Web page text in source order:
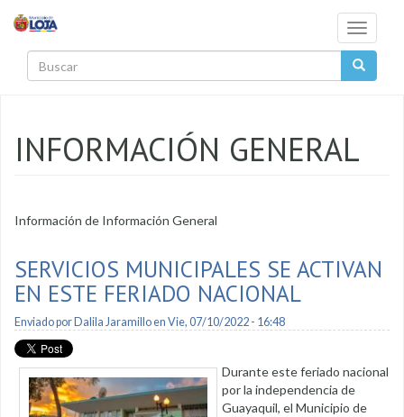
Toggle
INFORMACIÓN GENERAL
Información de Información General
SERVICIOS MUNICIPALES SE ACTIVAN
EN ESTE FERIADO NACIONAL
Enviado por Dalila Jaramilloen Vie, 07/10/2022 - 16:48
Durante este feriado nacional
por la independencia de
Guayaquil, el Municipio de